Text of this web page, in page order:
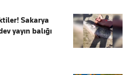
Sakarya
yayın balığı